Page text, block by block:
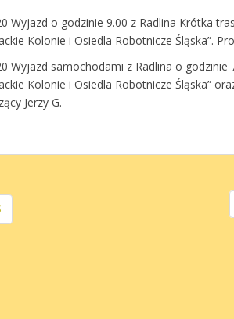
Wyjazd o godzinie 9.00 z Radlina Krótka
Kolonie i Osiedla Robotnicze Śląska”.
Wyjazd samochodami z Radlina o
Kolonie i Osiedla Robotnicze Śląska”
Jerzy G.